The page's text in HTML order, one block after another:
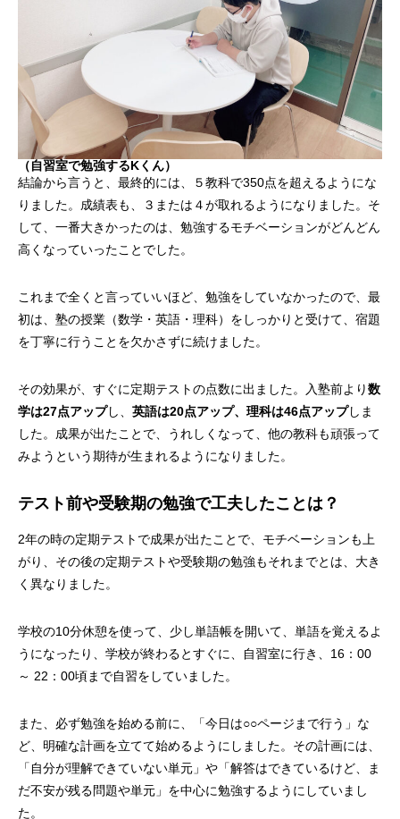
（自習室で勉強するKくん）
結論から言うと、最終的には、５教科で350点を超えるようにな
りました。成績表も、３または４が取れるようになりました。そ
して、一番大きかったのは、勉強するモチベーションがどんどん
高くなっていったことでした。
これまで全くと言っていいほど、勉強をしていなかったので、最
初は、塾の授業（数学・英語・理科）をしっかりと受けて、宿題
を丁寧に行うことを欠かさずに続けました。
その効果が、すぐに定期テストの点数に出ました。入塾前より数
学は27点アップし、 英語は20点アップ、理科は46点アップしま
した。成果が出たことで、うれしくなって、他の教科も頑張って
みようという期待が生まれるようになりました。
テスト前や受験期の勉強で工夫したことは？
2年の時の定期テストで成果が出たことで、モチベーションも上
がり、その後の定期テストや受験期の勉強もそれまでとは、大き
く異なりました。
学校の10分休憩を使って、少し単語帳を開いて、単語を覚えるよ
うになったり、学校が終わるとすぐに、自習室に行き、16：00
～ 22：00頃まで自習をしていました。
また、必ず勉強を始める前に、「今日は○○ページまで行う」な
ど、明確な計画を立てて始めるようにしました。その計画には、
「自分が理解できていない単元」や「解答はできているけど、ま
だ不安が残る問題や単元」を中心に勉強するようにしていまし
た。